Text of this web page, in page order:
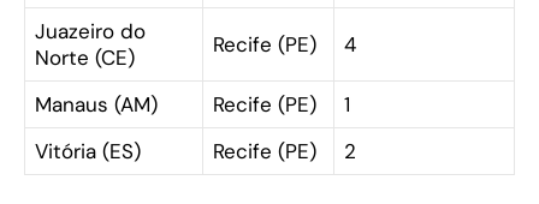
Juazeiro do
Norte (CE)
Recife (PE) 4
Manaus (AM) Recife (PE)
1
Vitória (ES)
Recife (PE) 2